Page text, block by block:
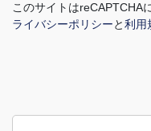
このサイトはreCAPTCHA
ライバシーポリシーと利用